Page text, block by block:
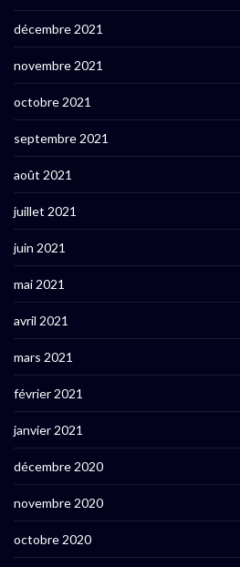
décembre 2021
novembre 2021
octobre 2021
septembre 2021
août 2021
juillet 2021
juin 2021
mai 2021
avril 2021
mars 2021
février 2021
janvier 2021
décembre 2020
novembre 2020
octobre 2020